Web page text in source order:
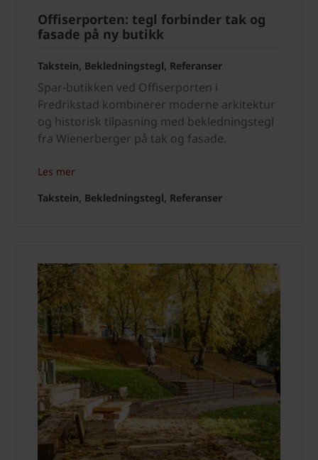
Offiserporten: tegl forbinder tak og
fasade på ny butikk
Takstein, Bekledningstegl, Referanser
Spar-butikken ved Offiserporten i
Fredrikstad kombinerer moderne arkitektur
og historisk tilpasning med bekledningstegl
fra Wienerberger på tak og fasade.
Les mer
Takstein, Bekledningstegl, Referanser